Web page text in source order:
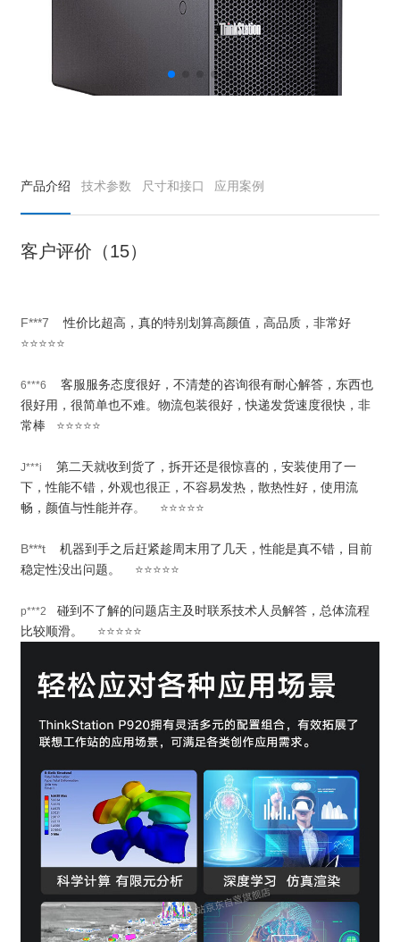
产品介绍 技术参数 尺寸和接口 应用案例
客户评价（15）
F***7性价比超高，真的特别划算高颜值，高品质，非常好
⭐⭐⭐⭐⭐
6***6
客服服务态度很好，不清楚的咨询很有耐心解答，东西也
很好用，很简单也不难。物流包装很好，快递发货速度很快，非
常棒 ⭐⭐⭐⭐⭐
J***i
第二天就收到货了，拆开还是很惊喜的，安装使用了一
下，性能不错，外观也很正，不容易发热，散热性好，使用流
畅，颜值与性能并存。 ⭐⭐⭐⭐⭐
B***t机器到手之后赶紧趁周末用了几天，性能是真不错，目前
稳定性没出问题。
⭐⭐⭐⭐⭐
p***2
碰到不了解的问题店主及时联系技术人员解答，总体流程
比较顺滑。
⭐⭐⭐⭐⭐